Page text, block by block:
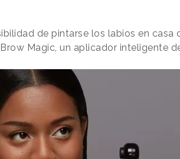
de pintarse los labios en casa
Magic, un aplicador inteligente